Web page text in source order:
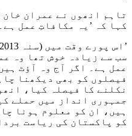
تاہم انھوں نے عمران
کہا کہ ’یہ مکافاتِ عمل
سب سے زیادہ خوش تھا وہ
عمل ہے۔ اگر آج وہ آؤٹ
فیصلوں کو بھی دیکھنا
نکلنے کا فیصلہ کیا،
جمہوری انداز میں حملے
ہیں، ان کو معلوم ہونا
کو پاکستان کی ریاست